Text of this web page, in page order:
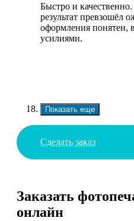
Быстро и
результат превзошёл
оформления понятен,
усилиями.
Показать еще
Сделать заказ
Заказать
онлайн